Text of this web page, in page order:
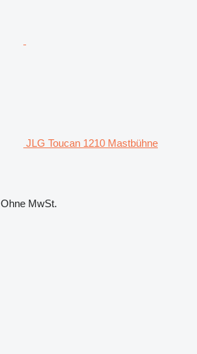
JLG Toucan 1210 Mastbühne
Ohne MwSt.